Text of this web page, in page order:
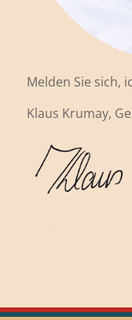
Melden Sie sich,
Klaus Krumay,